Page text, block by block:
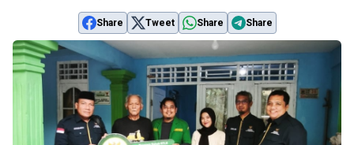
Share Tweet Share Share